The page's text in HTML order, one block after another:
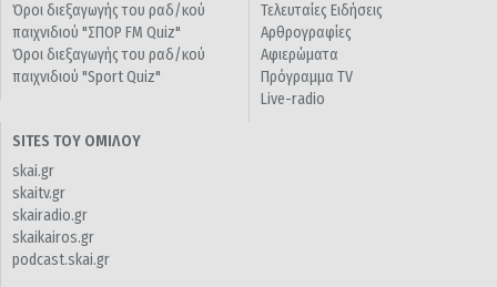
Όροι διεξαγωγής του ραδ/κού
παιχνιδιού "ΣΠΟΡ FM Quiz"
Όροι διεξαγωγής του ραδ/κού
παιχνιδιού "Sport Quiz"
Τελευταίες Ειδήσεις
Αρθρογραφίες
Αφιερώματα
Πρόγραμμα TV
Live-radio
SITES ΤΟΥ ΟΜΙΛΟΥ
skai.gr
skaitv.gr
skairadio.gr
skaikairos.gr
podcast.skai.gr